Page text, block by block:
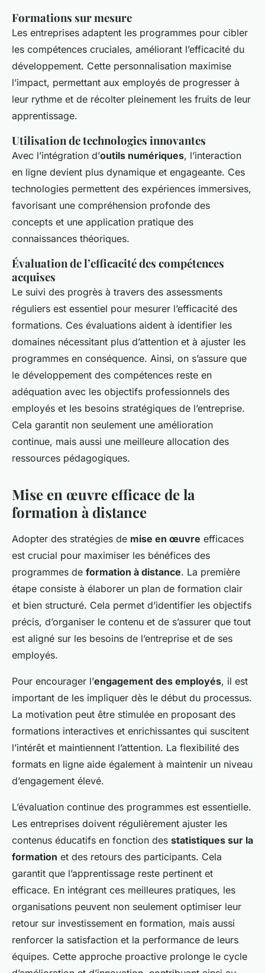
Formations sur mesure
Les entreprises adaptent les programmes pour cibler
les compétences cruciales, améliorant l’efficacité du
développement. Cette personnalisation maximise
l’impact, permettant aux employés de progresser à
leur rythme et de récolter pleinement les fruits de leur
apprentissage.
Utilisation de technologies innovantes
Avec l’intégration d’outils numériques, l’interaction
en ligne devient plus dynamique et engageante. Ces
technologies permettent des expériences immersives,
favorisant une compréhension profonde des
concepts et une application pratique des
connaissances théoriques.
Évaluation de l’efficacité des compétences
acquises
Le suivi des progrès à travers des assessments
réguliers est essentiel pour mesurer l’efficacité des
formations. Ces évaluations aident à identifier les
domaines nécessitant plus d’attention et à ajuster les
programmes en conséquence. Ainsi, on s’assure que
le développement des compétences reste en
adéquation avec les objectifs professionnels des
employés et les besoins stratégiques de l’entreprise.
Cela garantit non seulement une amélioration
continue, mais aussi une meilleure allocation des
ressources pédagogiques.
Mise en œuvre efficace de la
formation à distance
Adopter des stratégies de mise en œuvre efficaces
est crucial pour maximiser les bénéfices des
programmes de formation à distance. La première
étape consiste à élaborer un plan de formation clair
et bien structuré. Cela permet d’identifier les objectifs
précis, d’organiser le contenu et de s’assurer que tout
est aligné sur les besoins de l’entreprise et de ses
employés.
Pour encourager l’engagement des employés, il est
important de les impliquer dès le début du processus.
La motivation peut être stimulée en proposant des
formations interactives et enrichissantes qui suscitent
l’intérêt et maintiennent l’attention. La flexibilité des
formats en ligne aide également à maintenir un niveau
d’engagement élevé.
L’évaluation continue des programmes est essentielle.
Les entreprises doivent régulièrement ajuster les
contenus éducatifs en fonction des statistiques sur la
formation et des retours des participants. Cela
garantit que l’apprentissage reste pertinent et
efficace. En intégrant ces meilleures pratiques, les
organisations peuvent non seulement optimiser leur
retour sur investissement en formation, mais aussi
renforcer la satisfaction et la performance de leurs
équipes. Cette approche proactive prolonge le cycle